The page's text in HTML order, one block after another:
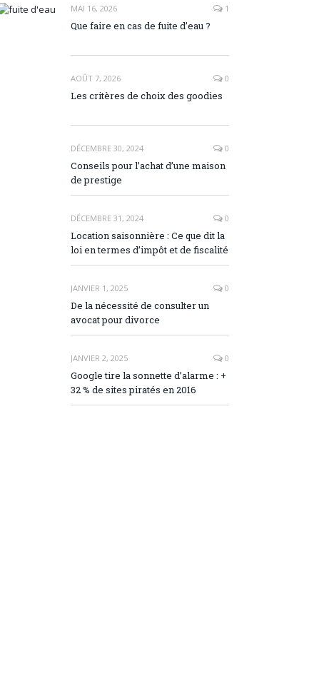
MAI 16, 2026 1
Que faire en cas de fuite d’eau ?
AOÛT 7, 2026 0
Les critères de choix des goodies
DÉCEMBRE 30, 2024 0
Conseils pour l’achat d’une maison
de prestige
DÉCEMBRE 31, 2024 0
Location saisonnière : Ce que dit la
loi en termes d’impôt et de fiscalité
JANVIER 1, 2025 0
De la nécessité de consulter un
avocat pour divorce
JANVIER 2, 2025 0
Google tire la sonnette d’alarme : +
32 % de sites piratés en 2016